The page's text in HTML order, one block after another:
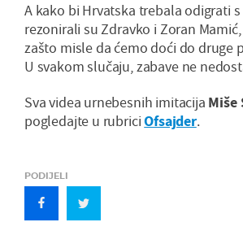
A kako bi Hrvatska trebala odigrati s
rezonirali su Zdravko i Zoran
zašto misle da ćemo doći do druge
U svakom slučaju, zabave ne
Sva videa urnebesnih imitacija Miše
pogledajte u rubriciOfsajder.
PODIJELI